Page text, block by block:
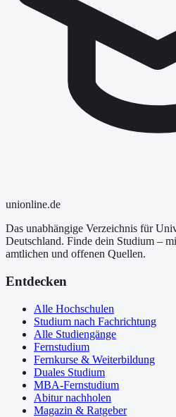
unionline.de
Das unabhängige Verzeichnis für
Deutschland. Finde dein Studium –
amtlichen und offenen Quellen.
Entdecken
Alle Hochschulen
Studium nach Fachrichtung
Alle Studiengänge
Fernstudium
Fernkurse & Weiterbildung
Duales Studium
MBA-Fernstudium
Abitur nachholen
Magazin & Ratgeber